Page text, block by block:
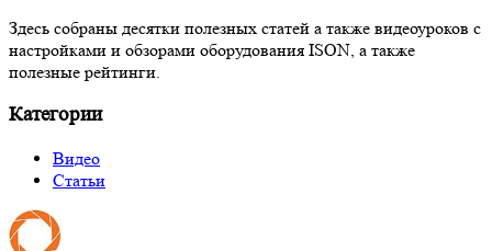
Здесь собраны десятки полезных статей а также видеоуроков с
настройками и обзорами оборудования ISON, а также
полезные рейтинги.
Категории
Видео
Статьи